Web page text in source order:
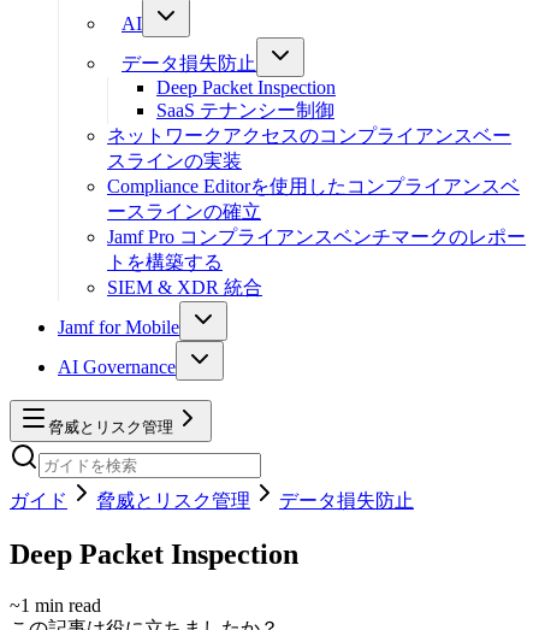
AI
データ損失防止
Deep Packet Inspection
SaaS テナンシー制御
ネットワークアクセスのコンプライアンスベー
スラインの実装
Compliance Editorを使用したコンプライアンスベ
ースラインの確立
Jamf Pro コンプライアンスベンチマークのレポー
トを構築する
SIEM & XDR 統合
Jamf for Mobile
AI Governance
脅威とリスク管理
ガイド 脅威とリスク管理 データ損失防止
Deep Packet Inspection
~1 min read